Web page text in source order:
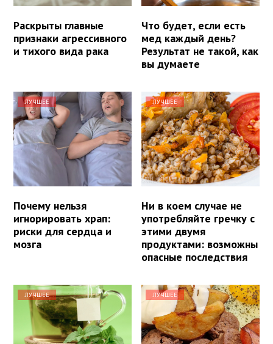
Раскрыты главные
признаки агрессивного
и тихого вида рака
Что будет, если есть
мед каждый день?
Результат не такой, как
вы думаете
ЛУЧШЕЕ
Почему нельзя
игнорировать храп:
риски для сердца и
мозга
ЛУЧШЕЕ
Ни в коем случае не
употребляйте гречку с
этими двумя
продуктами: возможны
опасные последствия
ЛУЧШЕЕ ЛУЧШЕЕ